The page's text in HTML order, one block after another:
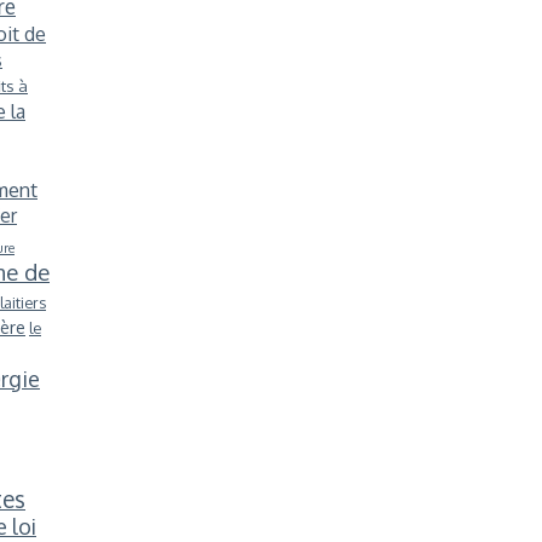
de
à
la
de
le
loi